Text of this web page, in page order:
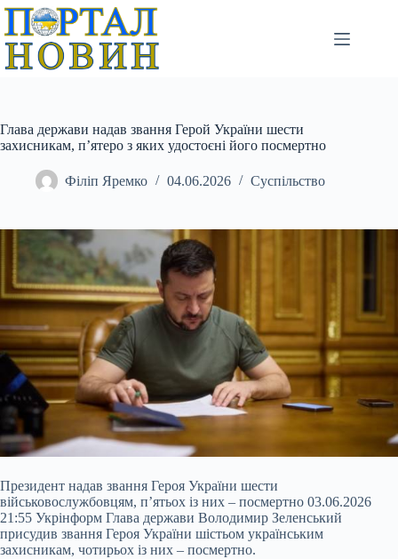
Перейти
вмісту
Глава держави надав звання Герой України шести
захисникам, п’ятеро з яких удостоєні його посмертно
Філіп Яремко 04.06.2026 Суспільство
Президент надав звання Героя України шести
військовослужбовцям, п’ятьох із них – посмертно 03.06.2026
21:55 Укрінформ Глава держави Володимир Зеленський
присудив звання Героя України шістьом українським
захисникам, чотирьох із них – посмертно.